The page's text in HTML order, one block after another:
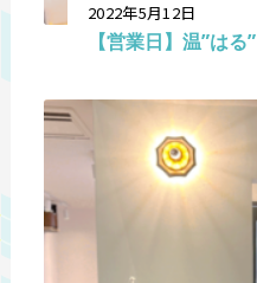
2022年5月12日
【営業日】温”はる”